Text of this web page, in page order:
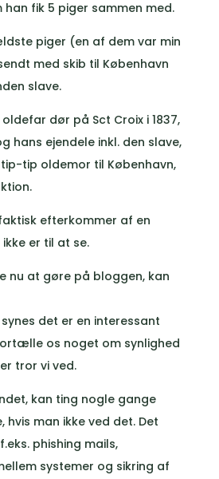
fik 5 piger sammen med.
piger (en af dem var min
med skib til København
slave.
dør på Sct Croix i 1837,
hans ejendele inkl. den slave,
tip oldemor til København,
efterkommer af en
er til at se.
nu at gøre på bloggen, kan
det er en interessant
os noget om synlighed
tror vi ved.
kan ting nogle gange
man ikke ved det. Det
phishing mails,
systemer og sikring af